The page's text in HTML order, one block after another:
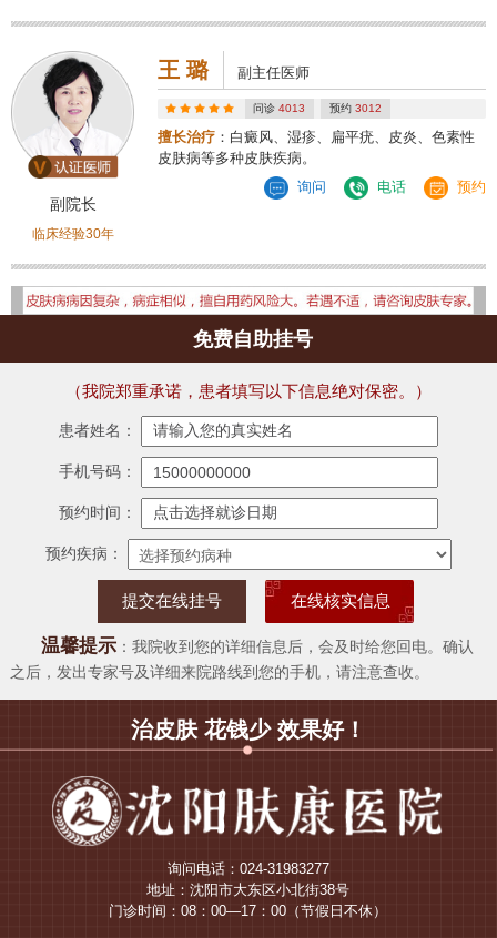
副院长
临床经验30年
王 璐 副主任医师
问诊4013 预约 3012
擅长治疗 ：白癜风、湿疹、扁平疣、皮炎、色素性
皮肤病等多种皮肤疾病。
询问
电话 预约
免费自助挂号
（我院郑重承诺，患者填写以下信息绝对保密。）
患者姓名：
手机号码：
预约时间：
预约疾病：
在线核实信息
温馨提示：我院收到您的详细信息后，会及时给您回电。确认
之后，发出专家号及详细来院路线到您的手机，请注意查收。
治皮肤 花钱少 效果好！
询问电话：024-31983277
地址：沈阳市大东区小北街38号
门诊时间：08：00—17：00（节假日不休）